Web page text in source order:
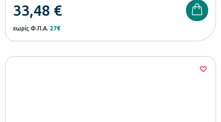
33,48 €
χωρίς Φ.Π.Α. 27€